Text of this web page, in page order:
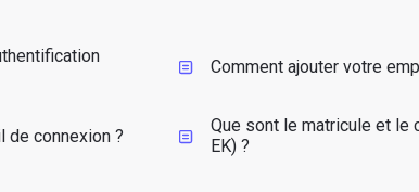
Comment ajouter votre
de connexion ?
Que sont le matricule et le
EK) ?